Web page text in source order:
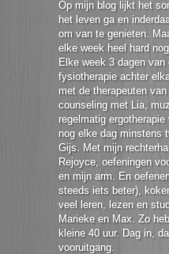
Op mijn blog lijkt het
het leven ga en
om van te genieten.
elke week heel hard
Elke week 3 dagen van
fysiotherapie achter
met de therapeuten
counseling met Lia,
regelmatig
nog elke dag minstens
Gijs. Met mijn
Rejoyce, oefeningen
en mijn arm. En
steeds iets beter),
veel leren, lezen en
Marieke en Max. Zo
kleine 40 uur. Dag in,
vooruitgang.